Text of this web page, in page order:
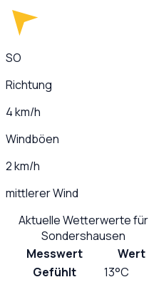
SO
Richtung
4 km/h
Windböen
2 km/h
mittlerer Wind
Aktuelle Wetterwerte für
Sondershausen
Messwert
Wert
Gefühlt
13°C